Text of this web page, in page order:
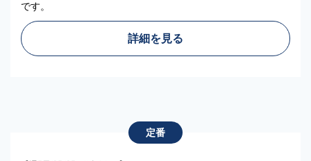
です。
詳細を見る
定番